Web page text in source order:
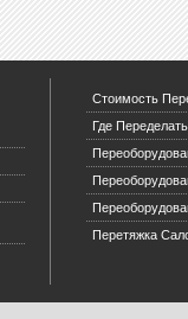
Стоимость
Где
Перетяжка